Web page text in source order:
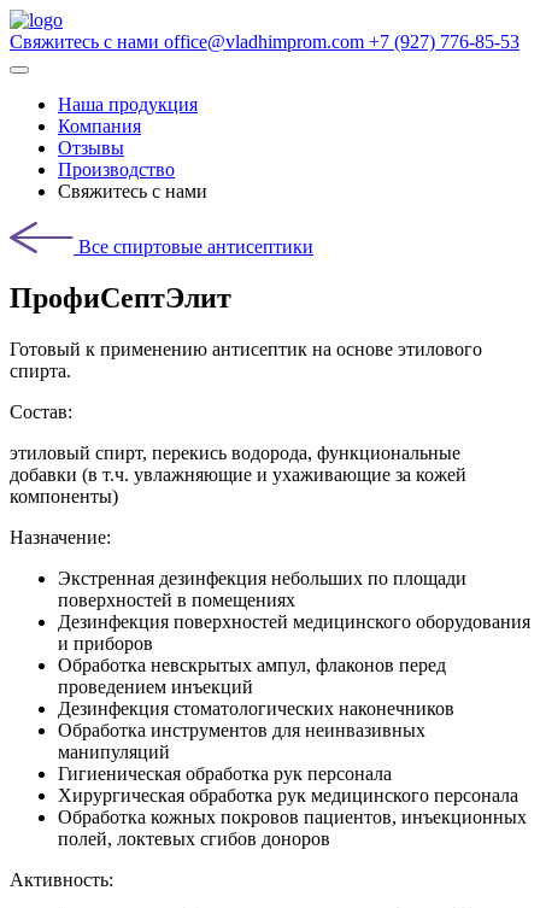
Свяжитесь с нами office@vladhimprom.com +7 (927) 776-85-53
Наша продукция
Компания
Отзывы
Производство
Свяжитесь с нами
Все cпиртовые антисептики
ПрофиСептЭлит
Готовый к применению антисептик на основе этилового
спирта.
Состав:
этиловый спирт, перекись водорода, функциональные
добавки (в т.ч. увлажняющие и ухаживающие за кожей
компоненты)
Назначение:
Экстренная дезинфекция небольших по площади
поверхностей в помещениях
Дезинфекция поверхностей медицинского оборудования
и приборов
Обработка невскрытых ампул, флаконов перед
проведением инъекций
Дезинфекция стоматологических наконечников
Обработка инструментов для неинвазивных
манипуляций
Гигиеническая обработка рук персонала
Хирургическая обработка рук медицинского персонала
Обработка кожных покровов пациентов, инъекционных
полей, локтевых сгибов доноров
Активность: